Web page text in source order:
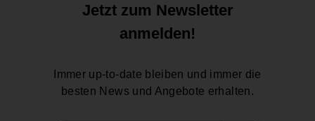
Jetzt zum Newsletter
anmelden!
Immer up-to-date bleiben und immer die
besten News und Angebote erhalten.